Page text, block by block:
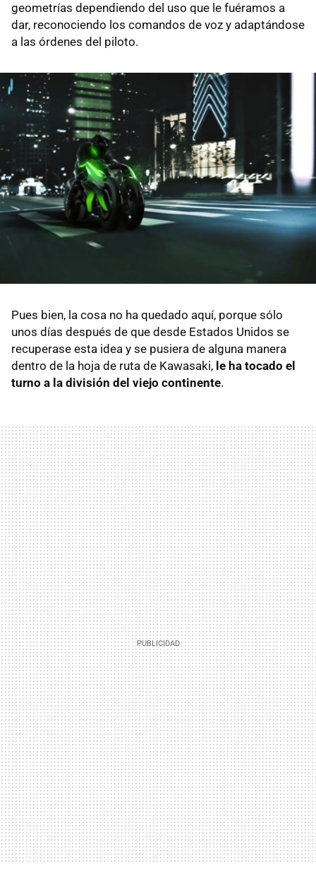
geometrías dependiendo del uso que le fuéramos a
dar, reconociendo los comandos de voz y adaptándose
a las órdenes del piloto.
Pues bien, la cosa no ha quedado aquí, porque sólo
unos días después de que desde Estados Unidos se
recuperase esta idea y se pusiera de alguna manera
dentro de la hoja de ruta de Kawasaki, le ha tocado el
turno a la división del viejo continente.